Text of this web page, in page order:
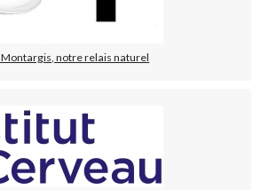
Montargis, notre relais naturel